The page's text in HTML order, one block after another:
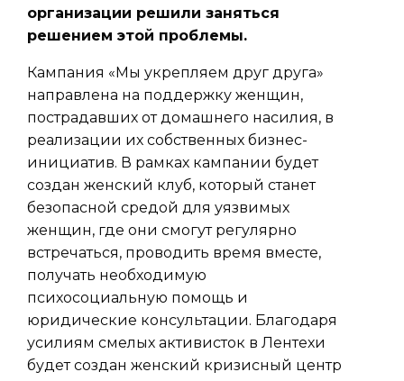
организации решили заняться
решением этой проблемы.
Кампания «Мы укрепляем друг друга»
направлена на поддержку женщин,
пострадавших от домашнего насилия, в
реализации их собственных бизнес-
инициатив. В рамках кампании будет
создан женский клуб, который станет
безопасной средой для уязвимых
женщин, где они смогут регулярно
встречаться, проводить время вместе,
получать необходимую
психосоциальную помощь и
юридические консультации. Благодаря
усилиям смелых активисток в Лентехи
будет создан женский кризисный центр